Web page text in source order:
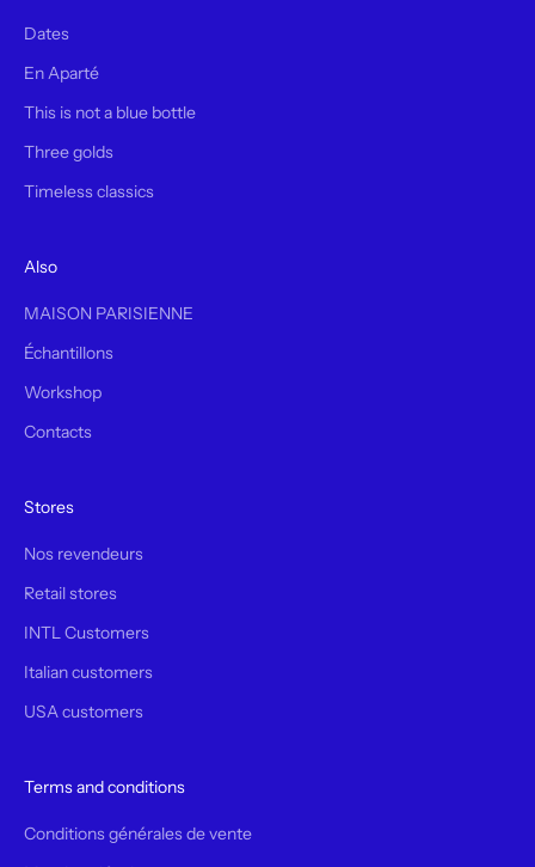
Dates
En Aparté
This is not a blue bottle
Three golds
Timeless classics
Also
MAISON PARISIENNE
Échantillons
Workshop
Contacts
Stores
Nos revendeurs
Retail stores
INTL Customers
Italian customers
USA customers
Terms and conditions
Conditions générales de vente